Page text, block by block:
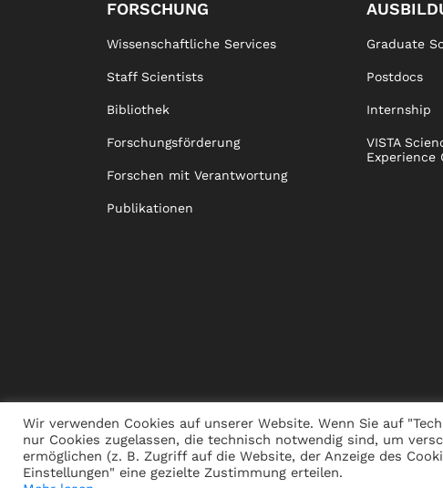
FORSCHUNG
Wissenschaftliche Services
Staff Scientists
Bibliothek
Forschungsförderung
Forschen mit Verantwortung
Publikationen
Graduate
Postdocs
Internship
VISTA
Experience
PRESSE JOBS SPENDEN ALUMNI
Wir verwenden Cookies auf unserer Website. Wenn Sie auf
nur Cookies zugelassen, die technisch notwendig sind, um
ermöglichen (z. B. Zugriff auf die Website, der Anzeige des
Einstellungen" eine gezielte Zustimmung erteilen.